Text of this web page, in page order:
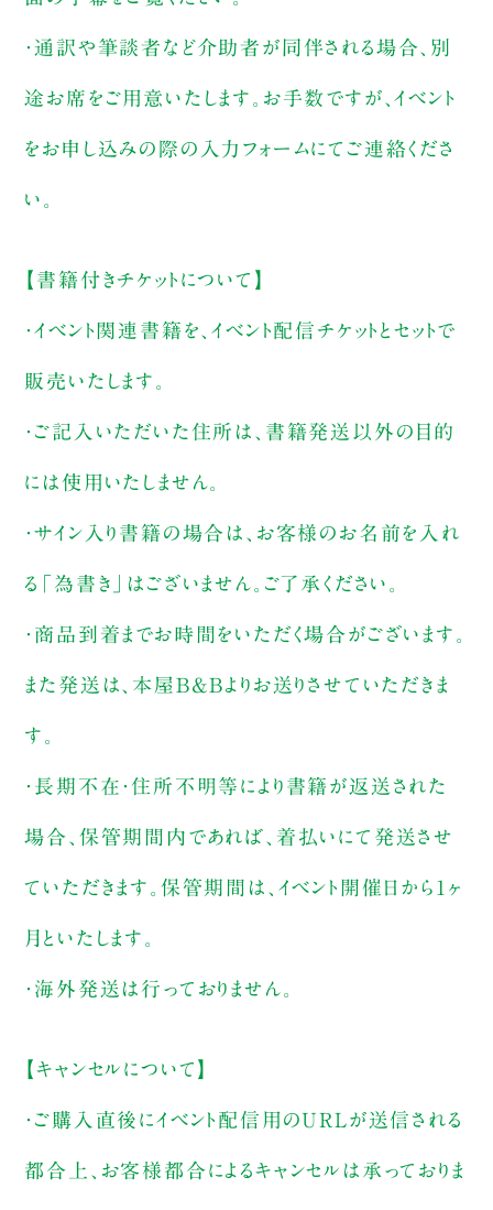
・通訳や筆談者など介助者が同伴される場合、別
途お席をご用意いたします。お手数ですが、イベント
をお申し込みの際の入力フォームにてご連絡くださ
い。
【書籍付きチケットについて】
・イベント関連書籍を、イベント配信チケットとセットで
販売いたします。
・ご記入いただいた住所は、書籍発送以外の目的
には使用いたしません。
・サイン入り書籍の場合は、お客様のお名前を入れ
る「為書き」はございません。ご了承ください。
・商品到着までお時間をいただく場合がございます。
また発送は、本屋B&Bよりお送りさせていただきま
す。
・長期不在・住所不明等により書籍が返送された
場合、保管期間内であれば、着払いにて発送させ
ていただきます。保管期間は、イベント開催日から1ヶ
月といたします。
・海外発送は行っておりません。
【キャンセルについて】
・ご購入直後にイベント配信用のURLが送信される
都合上、お客様都合によるキャンセルは承っておりま